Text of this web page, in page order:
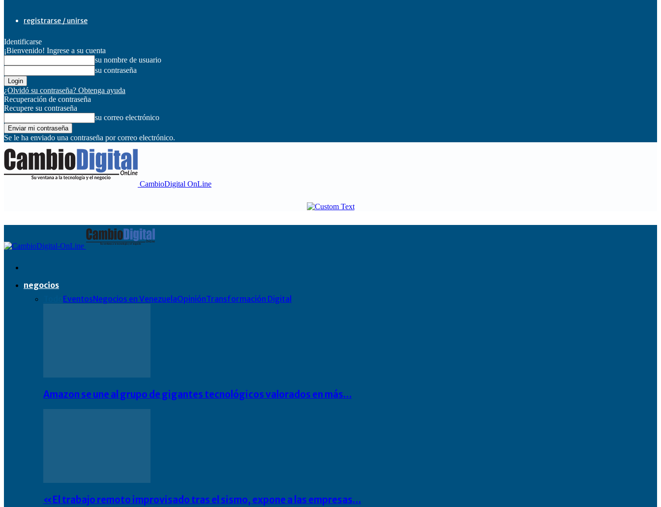
registrarse / unirse
Identificarse
¡Bienvenido! Ingrese a su cuenta
su nombre de usuario
su contraseña
¿Olvidó su contraseña? Obtenga ayuda
Recuperación de contraseña
Recupere su contraseña
su correo electrónico
Se le ha enviado una contraseña por correo electrónico.
CambioDigital OnLine
negocios
EventosNegocios en VenezuelaOpiniónTransformación Digital
Amazon se une al grupo de gigantes tecnológicos valorados en más…
«El trabajo remoto improvisado tras el sismo, expone a las empresas…